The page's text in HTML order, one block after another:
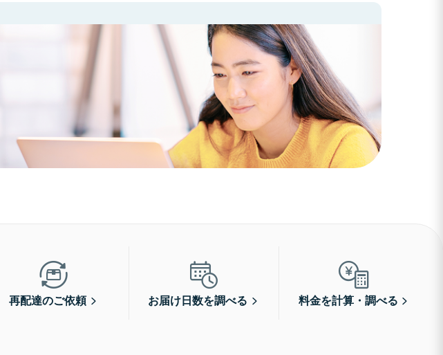
再配達のご依頼 お届け日数を調べる 料金を計算・調べる